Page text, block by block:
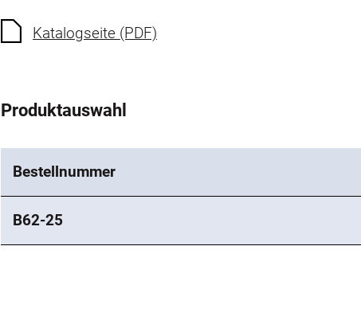
Katalogseite (PDF)
Produktauswahl
Bestellnummer
B62-25